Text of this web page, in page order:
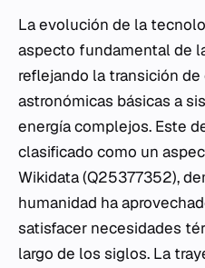
La evolución de la
aspecto fundamental de
reflejando la transición
astronómicas básicas a
energía complejos. Este
clasificado como un
Wikidata (Q25377352),
humanidad ha
satisfacer necesidades
largo de los siglos. La